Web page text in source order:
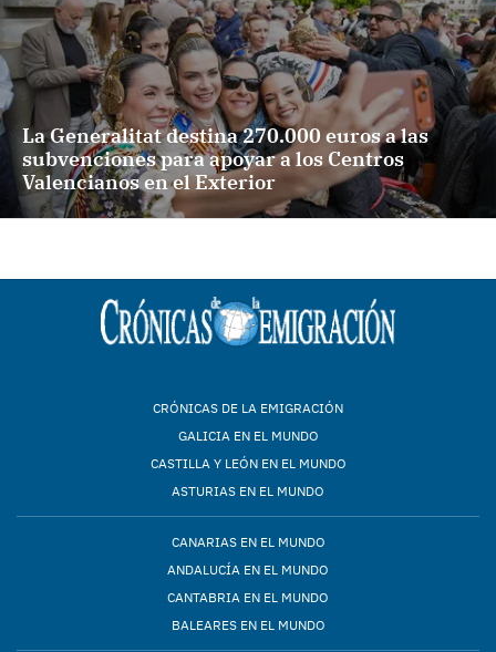
La Generalitat destina 270.000 euros a las
subvenciones para apoyar a los Centros
Valencianos en el Exterior
CRÓNICAS DE LA EMIGRACIÓN
GALICIA EN EL MUNDO
CASTILLA Y LEÓN EN EL MUNDO
ASTURIAS EN EL MUNDO
CANARIAS EN EL MUNDO
ANDALUCÍA EN EL MUNDO
CANTABRIA EN EL MUNDO
BALEARES EN EL MUNDO